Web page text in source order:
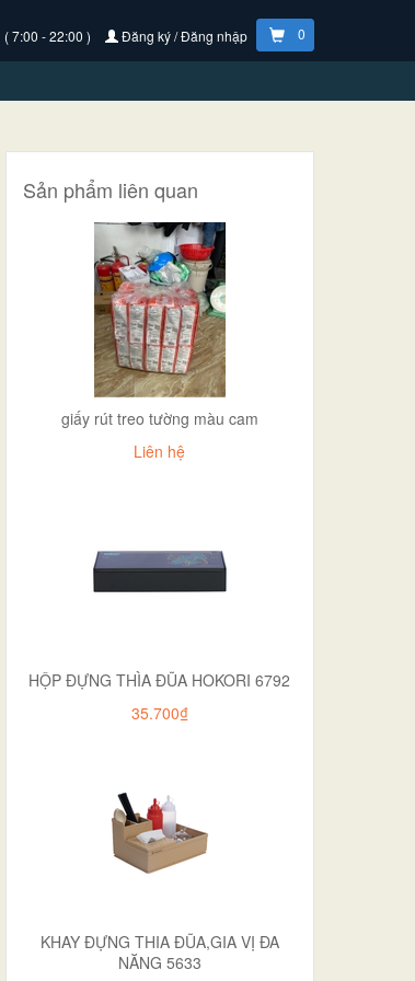
( 7:00 - 22:00 ) Đăng ký / Đăng nhập 0
Sản phẩm liên quan
giấy rút treo tường màu cam
Liên hệ
HỘP ĐỰNG THÌA ĐŨA HOKORI 6792
35.700₫
KHAY ĐỰNG THIA ĐŨA,GIA VỊ ĐA
NĂNG 5633